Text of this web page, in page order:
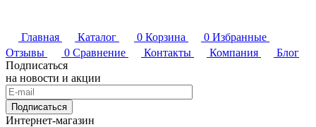
Главная Каталог 0 Корзина 0 Избранные
Отзывы
0 Сравнение Контакты Компания
Блог
Подписаться
на новости и акции
Подписаться
Интернет-магазин